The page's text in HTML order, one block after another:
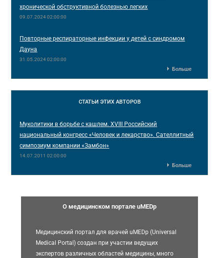
хронической обструктивной болезнью легких
09.07.2024 02:00:00
Повторные респираторные инфекции у детей с синдромом
Дауна
31.05.2024 02:00:00
Больше
СТАТЬИ ЭТИХ АВТОРОВ
Муколитики в борьбе с кашлем. ХVIII Российский
национальный конгресс «Человек и лекарство». Сателлитный
симпозиум компании «Замбон»
14.07.2011 02:00:00
Больше
О медицинском портале uMEDp
Медицинский портал для врачей uMEDp (Universal
Medical Portal) создан при участии ведущих
экспертов различных областей медицины, много